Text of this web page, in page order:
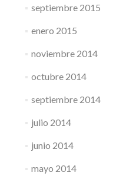
septiembre 2015
enero 2015
noviembre 2014
octubre 2014
septiembre 2014
julio 2014
junio 2014
mayo 2014